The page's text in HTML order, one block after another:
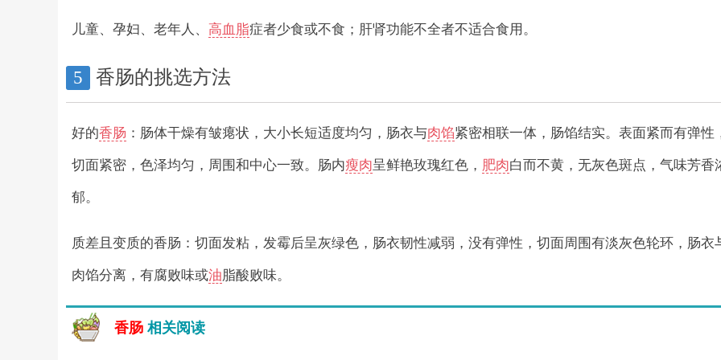
儿童、孕妇、老年人、 高血脂症者少食或不食；肝肾功能不全者不适合食用。
5 香肠的挑选方法
好的香肠 ：肠体干燥有皱瘪状，大小长短适度均匀，肠衣与肉馅紧密相联一体，肠馅结实。表面紧而有弹性
切面紧密，色泽均匀，周围和中心一致。肠内瘦肉呈鲜艳玫瑰红色， 肥肉白而不黄，无灰色斑点，气味芳香
郁。
质差且变质的香肠：切面发粘，发霉后呈灰绿色，肠衣韧性减弱，没有弹性，切面周围有淡灰色轮环，肠衣
肉馅分离，有腐败味或油脂酸败味。
香肠 相关阅读